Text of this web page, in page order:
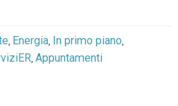
, Energia, In primo piano,
, Appuntamenti